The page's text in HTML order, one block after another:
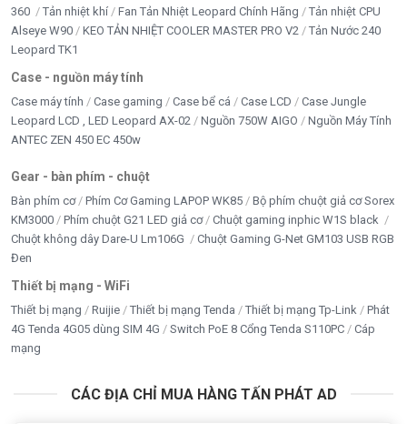
360
Tản nhiệt khí Fan Tản Nhiệt Leopard Chính Hãng
Tản nhiệt CPU
Alseye W90
KEO TẢN NHIỆT COOLER MASTER PRO V2
Tản Nước 240
Leopard TK1
Case - nguồn máy tính
Case máy tính Case gaming Case bể cá Case LCD
Case Jungle
Leopard LCD , LED Leopard AX-02
Nguồn 750W AIGO
Nguồn Máy Tính
ANTEC ZEN 450 EC 450w
Gear - bàn phím - chuột
Bàn phím cơ Phím Cơ Gaming LAPOP WK85
Bộ phím chuột giả cơ Sorex
KM3000
Phím chuột G21 LED giả cơ
Chuột gaming inphic W1S black
Chuột không dây Dare-U Lm106G
Chuột Gaming G-Net GM103 USB RGB
Đen
Thiết bị mạng - WiFi
Thiết bị mạng Ruijie Thiết bị mạng Tenda Thiết bị mạng Tp-Link
Phát
4G Tenda 4G05 dùng SIM 4G
Switch PoE 8 Cổng Tenda S110PC
Cáp
mạng
CÁC ĐỊA CHỈ MUA HÀNG TẤN PHÁT AD